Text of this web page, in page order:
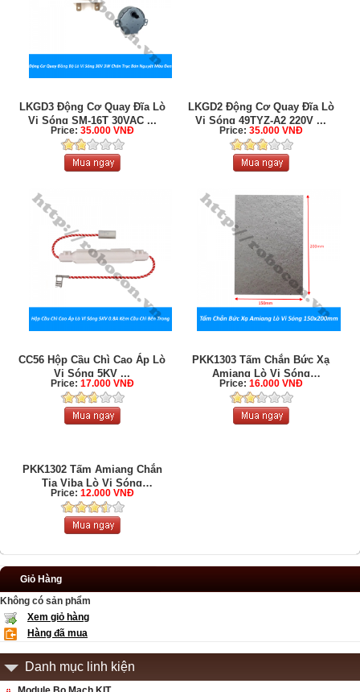
LKGD3 Động Cơ Quay Đĩa Lò
Vi Sóng SM-16T 30VAC ...
Price: 35.000 VNĐ
LKGD2 Động Cơ Quay Đĩa Lò
Vi Sóng 49TYZ-A2 220V ...
Price: 35.000 VNĐ
CC56 Hộp Cầu Chì Cao Áp Lò
Vi Sóng 5KV ...
Price: 17.000 VNĐ
PKK1303 Tấm Chắn Bức Xạ
Amiang Lò Vi Sóng
150x200mm
Price: 16.000 VNĐ
PKK1302 Tấm Amiang Chắn
Tia Viba Lò Vi Sóng
150x100mm
Price: 12.000 VNĐ
Giỏ Hàng
Không có sản phẩm
Xem giỏ hàng
Hàng đã mua
Danh mục linh kiện